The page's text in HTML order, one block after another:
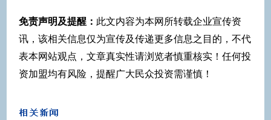
免责声明及提醒： 此文内容为本网所转载企业宣传资
讯，该相关信息仅为宣传及传递更多信息之目的，不代
表本网站观点，文章真实性请浏览者慎重核实！任何投
资加盟均有风险，提醒广大民众投资需谨慎！